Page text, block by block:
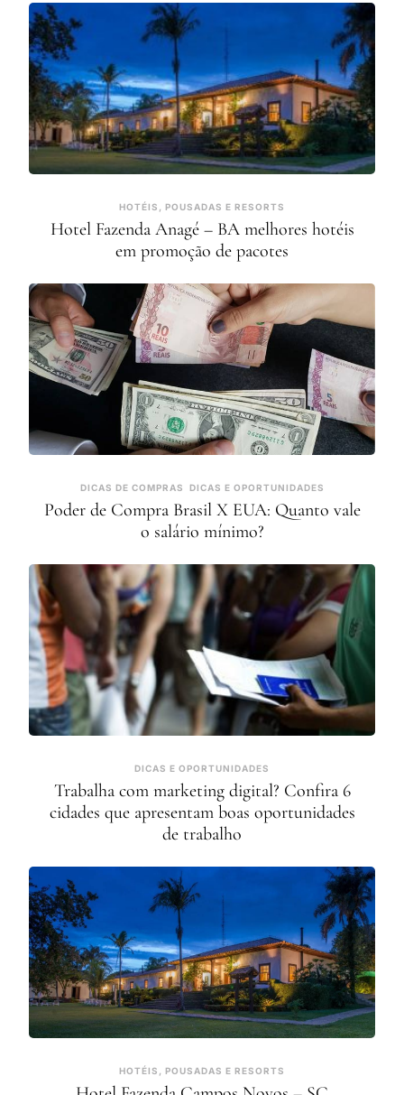
HOTÉIS, POUSADAS E RESORTS
Hotel Fazenda Anagé – BA melhores hotéis
em promoção de pacotes
DICAS DE COMPRAS DICAS E OPORTUNIDADES
Poder de Compra Brasil X EUA: Quanto vale
o salário mínimo?
DICAS E OPORTUNIDADES
Trabalha com marketing digital? Confira 6
cidades que apresentam boas oportunidades
de trabalho
HOTÉIS, POUSADAS E RESORTS